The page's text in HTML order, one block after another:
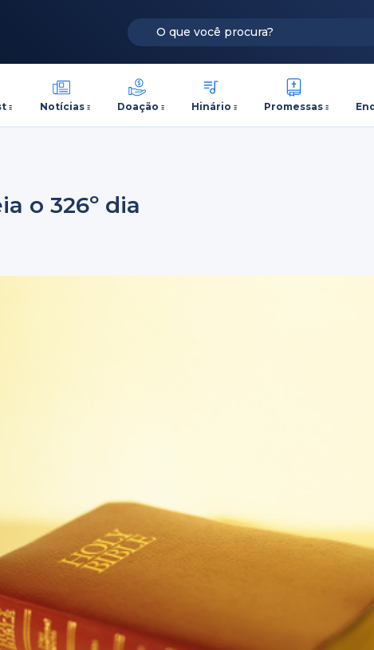
Notícias Doação Hinário Promessas
o 326º dia